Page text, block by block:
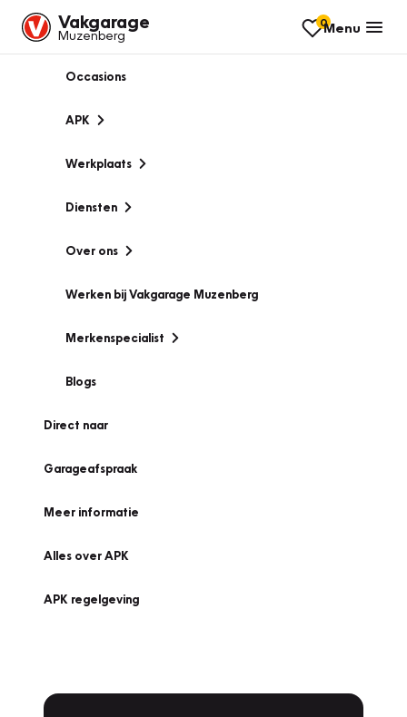
Vakgarage
Muzenberg
0Menu
Occasions
APK
Werkplaats
Diensten
Over ons
Werken bij Vakgarage Muzenberg
Merkenspecialist
Blogs
Direct naar
Garageafspraak
Meer informatie
Alles over APK
APK regelgeving